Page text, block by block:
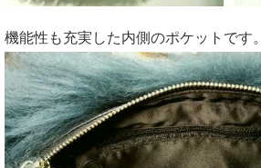
機能性も充実した内側のポケットです。